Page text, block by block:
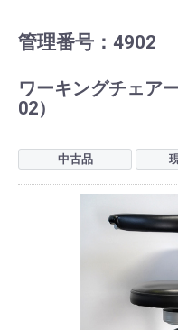
管理番号： 4902
ワーキングチェア
02）
中古品